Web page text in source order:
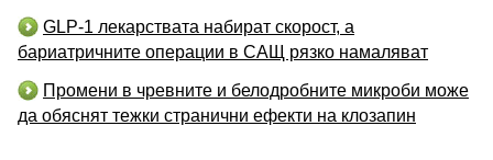
GLP-1 лекарствата набират скорост, а
бариатричните операции в САЩ рязко намаляват
Промени в чревните и белодробните микроби може
да обяснят тежки странични ефекти на клозапин